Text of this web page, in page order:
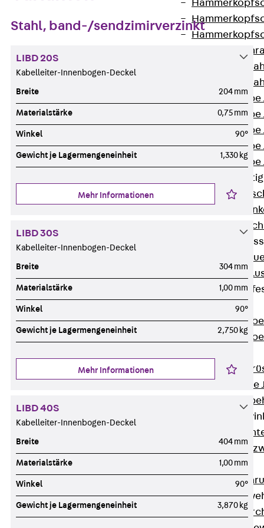
Zahnschraube
Zahnschraube
Zahnschraube
Zahnschraube
Zahnschraube
Zurück
Zurück
Gerüstschuhe
Zurück
Stahl, band-/sendzimirverzinkt
LIBD 20S
Kabelleiter-Innenbogen-Deckel
Breite 204 mm
Materialstärke 0,75 mm
Winkel 90°
Gewicht je Lagermengeneinheit 1,330 kg
Mehr Informationen
LIBD 30S
Kabelleiter-Innenbogen-Deckel
Breite 304 mm
Materialstärke 1,00 mm
Winkel 90°
Gewicht je Lagermengeneinheit 2,750 kg
Mehr Informationen
LIBD 40S
Kabelleiter-Innenbogen-Deckel
Breite 404 mm
Materialstärke 1,00 mm
Winkel 90°
Gewicht je Lagermengeneinheit 3,870 kg